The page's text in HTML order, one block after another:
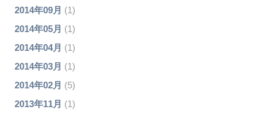
2014年09月 (1)
2014年05月 (1)
2014年04月 (1)
2014年03月 (1)
2014年02月 (5)
2013年11月 (1)